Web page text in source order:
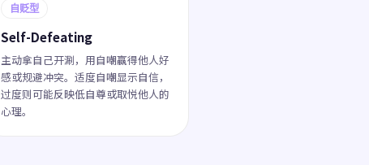
自贬型
Self-Defeating
主动拿自己开涮，用自嘲赢得他人好
感或规避冲突。适度自嘲显示自信，
过度则可能反映低自尊或取悦他人的
心理。